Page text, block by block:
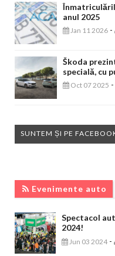
anul 2025
Jan 11 2026 -
Škoda
specială, cu
Oct 07 2025 -
SUNTEM ȘI PE
Evenimente auto
Spectacol
2024!
Jun 03 2024 -